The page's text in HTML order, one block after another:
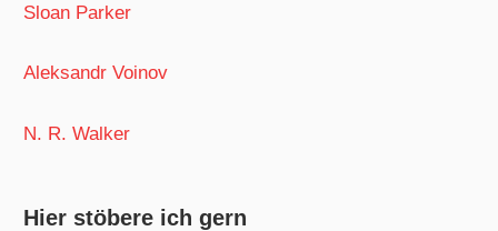
Sloan Parker
Aleksandr Voinov
N. R. Walker
Hier stöbere ich gern